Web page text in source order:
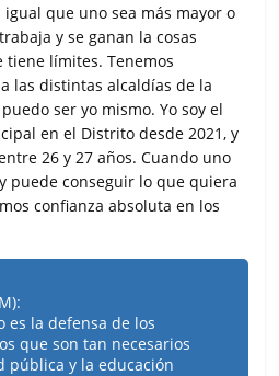
que uno sea más mayor o
y se ganan la cosas
límites. Tenemos
las distintas alcaldías de la
ser yo mismo. Yo soy el
en el Distrito desde 2021, y
26 y 27 años. Cuando uno
puede conseguir lo que quiera
confianza absoluta en los
es la defensa de los
que son tan necesarios
pública y la educación